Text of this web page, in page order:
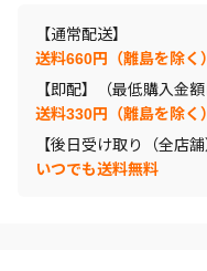
【通常配送】
送料660円（離島を除
【即配】（最低購入金
送料330円（離島を除
【後日受け取り（全店舗
いつでも送料無料